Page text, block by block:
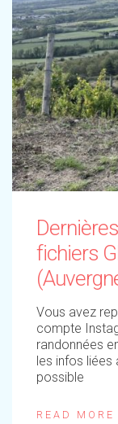
fichiers
Vous avez
compte
randonnées
les infos liées
possible
READ MORE